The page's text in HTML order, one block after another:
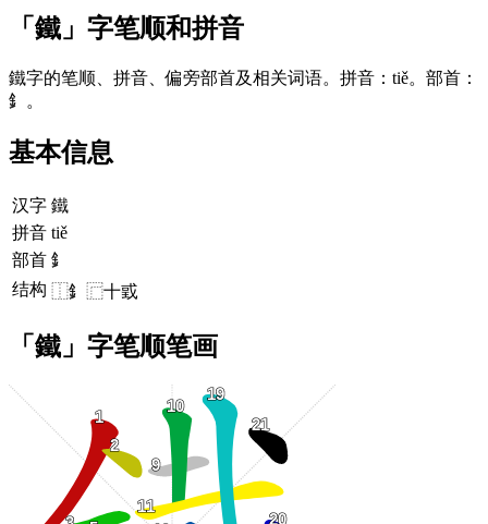
「 鐵 」字笔顺和拼音
鐵字的笔顺、拼音、偏旁部首及相关词语。拼音：tiě。部首：
釒。
基本信息
汉字 鐵
拼音 tiě
部首 釒
结构 ⿰釒⿸十戜
「鐵」字笔顺笔画